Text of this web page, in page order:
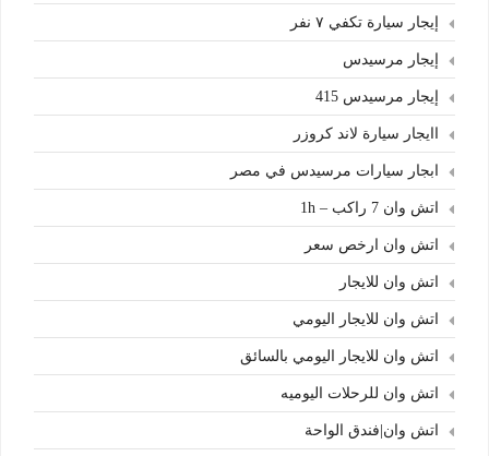
إيجار سيارة تكفي ٧ نفر
إيجار مرسيدس
إيجار مرسيدس 415
اايجار سيارة لاند كروزر
ابجار سيارات مرسيدس في مصر
اتش وان 7 راكب – 1h
اتش وان ارخص سعر
اتش وان للايجار
اتش وان للايجار اليومي
اتش وان للايجار اليومي بالسائق
اتش وان للرحلات اليوميه
اتش وان|فندق الواحة